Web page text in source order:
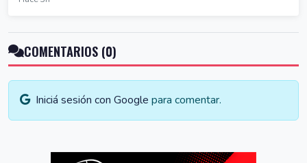
COMENTARIOS (0)
Iniciá sesión con Google para comentar.